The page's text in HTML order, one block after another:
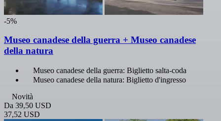
-5%
Museo canadese della guerra + Museo canadese
della natura
Museo canadese della guerra: Biglietto salta-coda
Museo canadese della natura: Biglietto d'ingresso
Novità
Da 39,50 USD
37,52 USD